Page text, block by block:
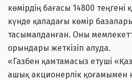
көмірдің бағасы 14800 теңгені
күнде қаладағы көмір
тасымалданған. Оны
орындары жеткізіп алуда.
«Газбен қамтамасыз етуші
ашық акционерлік қоғамымен